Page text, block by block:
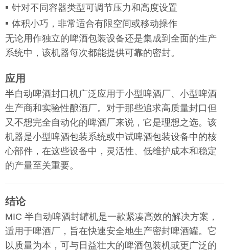
▪ 针对不同容器类型可调节压力和高度设置
▪ 体积小巧，非常适合有限空间或移动操作
无论用作独立的啤酒包装设备还是集成到全面的生产
系统中，该机器每次都能提供可靠的密封。
应用
半自动啤酒封口机广泛应用于小型啤酒厂、小型啤酒
生产商和实验性酿酒厂。对于那些追求高质量封口但
又不想完全自动化的啤酒厂来说，它是理想之选。该
机器是小型啤酒包装系统或中试啤酒包装设备中的核
心部件，在这些设备中，灵活性、低维护成本和稳定
的产量至关重要。
结论
MIC 半自动啤酒封罐机是一款紧凑高效的解决方案，
适用于啤酒厂，旨在快速安全地生产密封啤酒罐。它
以质量为本，可与日益壮大的啤酒包装机或更广泛的